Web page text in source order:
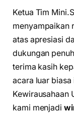
Ketua Tim
menyampaikan
atas apresiasi
dukungan
terima kasih
acara luar
Kewirausahaan
kami menjadi